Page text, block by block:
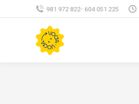
981 972 822- 604 051 225